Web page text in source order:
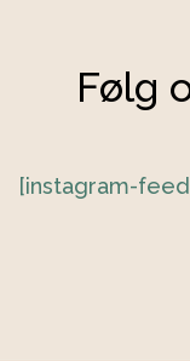
Følg
[instagram-